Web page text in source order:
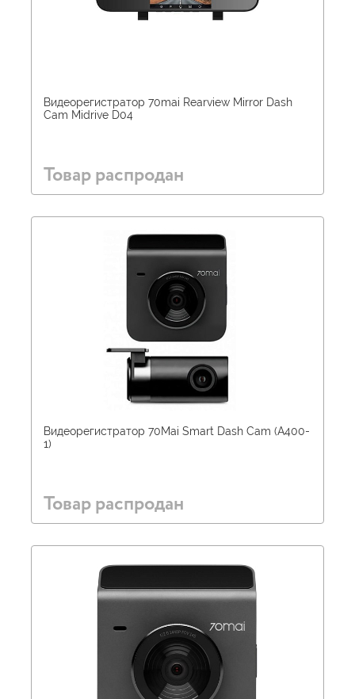
Видеорегистратор 70mai Rearview Mirror Dash
Cam Midrive D04
Товар распродан
Видеорегистратор 70Mai Smart Dash Cam (A400-
1)
Товар распродан